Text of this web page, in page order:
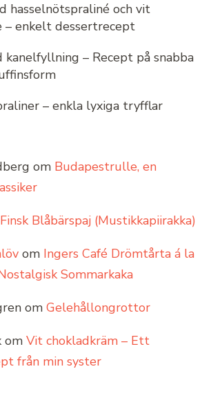
hasselnötspraliné och vit
– enkelt dessertrecept
– Recept på snabba
– enkla lyxiga tryfflar
om Budapestrulle, en
Finsk Blåbärspaj (Mustikkapiirakka)
om Ingers Café Drömtårta á la
Sommarkaka
om Gelehållongrottor
om Vit chokladkräm – Ett
från min syster